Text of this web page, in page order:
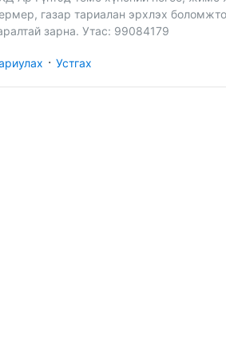
газар тариалан эрхлэх
зарна. Утас: 99084179
· Устгах